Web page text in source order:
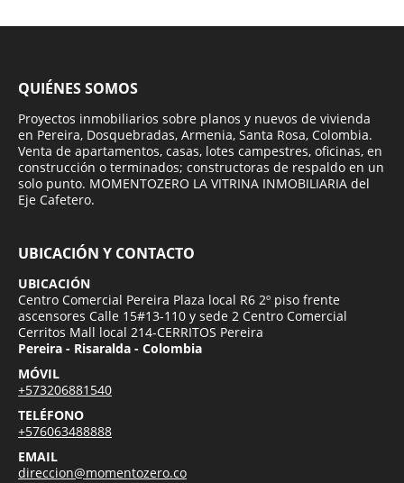
QUIÉNES SOMOS
Proyectos inmobiliarios sobre planos y nuevos de vivienda
en Pereira, Dosquebradas, Armenia, Santa Rosa, Colombia.
Venta de apartamentos, casas, lotes campestres, oficinas, en
construcción o terminados; constructoras de respaldo en un
solo punto. MOMENTOZERO LA VITRINA INMOBILIARIA del
Eje Cafetero.
UBICACIÓN Y CONTACTO
UBICACIÓN
Centro Comercial Pereira Plaza local R6 2º piso frente
ascensores Calle 15#13-110 y sede 2 Centro Comercial
Cerritos Mall local 214-CERRITOS Pereira
Pereira - Risaralda - Colombia
MÓVIL
+573206881540
TELÉFONO
+576063488888
EMAIL
direccion@momentozero.co